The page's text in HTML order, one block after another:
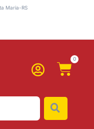
Maria-RS
0